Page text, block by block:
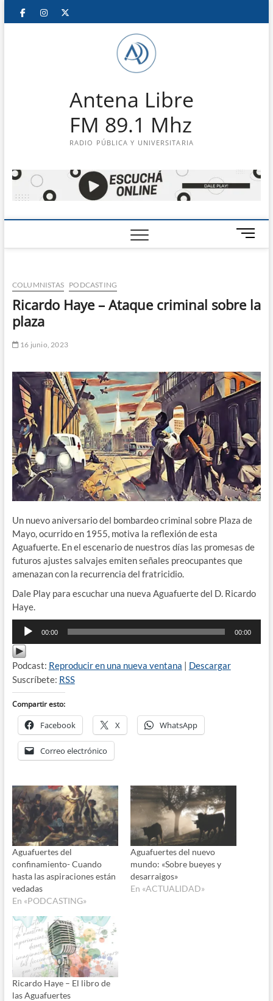
Saltar
FacebookInstagram
Antena Libre
FM 89.1 Mhz
RADIO PÚBLICA Y UNIVERSITARIA
B
o
d
e
COLUMNISTAS PODCASTING
Ricardo Haye – Ataque criminal sobre la
plaza
16 junio, 2023
Un nuevo aniversario del bombardeo criminal sobre Plaza de
Mayo, ocurrido en 1955, motiva la reflexión de esta
Aguafuerte. En el escenario de nuestros días las promesas de
futuros ajustes salvajes emiten señales preocupantes que
amenazan con la recurrencia del fratricidio.
Dale Play para escuchar una nueva Aguafuerte del D. Ricardo
Haye.
Reproductor
audio
00:00 00:00
Podcast: Reproducir en una nueva ventana | Descargar
Suscríbete: RSS
Compartir esto:
Facebook X WhatsApp
Correo electrónico
Aguafuertes del
confinamiento- Cuando
hasta las aspiraciones están
vedadas
En «PODCASTING»
Aguafuertes del nuevo
mundo: «Sobre bueyes y
desarraigos»
En «ACTUALIDAD»
Ricardo Haye – El libro de
las Aguafuertes